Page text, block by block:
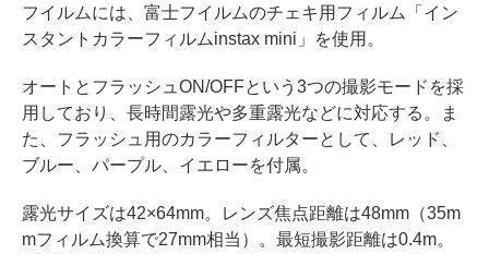
フイルムには、富士フイルムのチェキ用フィルム「イン
スタントカラーフィルムinstax mini」を使用。
オートとフラッシュON/OFFという3つの撮影モードを採
用しており、長時間露光や多重露光などに対応する。ま
た、フラッシュ用のカラーフィルターとして、レッド、
ブルー、パープル、イエローを付属。
露光サイズは42×64mm。レンズ焦点距離は48mm（35m
mフィルム換算で27mm相当）。最短撮影距離は0.4m。